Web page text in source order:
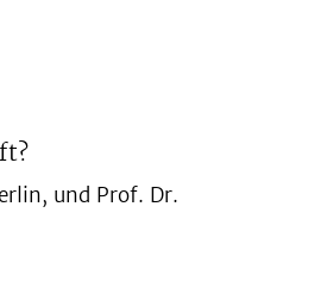
und Prof. Dr.